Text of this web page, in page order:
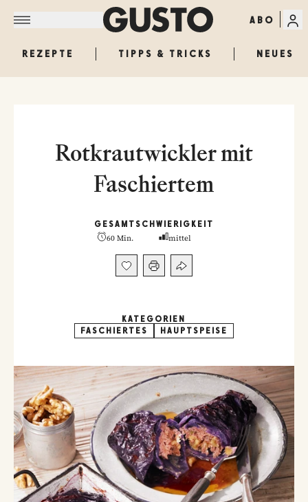
ABO
REZEPTE TIPPS & TRICKS NEUES
Rotkrautwickler mit
Faschiertem
GESAMT
60 Min.
SCHWIERIGKEIT
mittel
KATEGORIEN
FASCHIERTES
HAUPTSPEISE